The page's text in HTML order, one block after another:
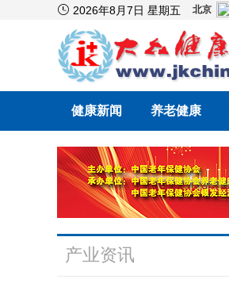
 2026年8月7日 星期五
健康新闻 养老健康
产业资讯